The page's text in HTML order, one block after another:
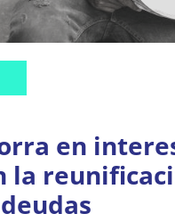
en
la